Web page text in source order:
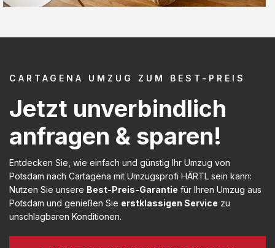
CARTAGENA UMZUG ZUM BEST-PREIS
Jetzt unverbindlich
anfragen & sparen!
Entdecken Sie, wie einfach und günstig Ihr Umzug von
Potsdam nach Cartagena mit Umzugsprofi HÄRTL sein kann:
Nutzen Sie unsere Best-Preis-Garantie für Ihren Umzug aus
Potsdam und genießen Sie erstklassigen Service zu
unschlagbaren Konditionen.